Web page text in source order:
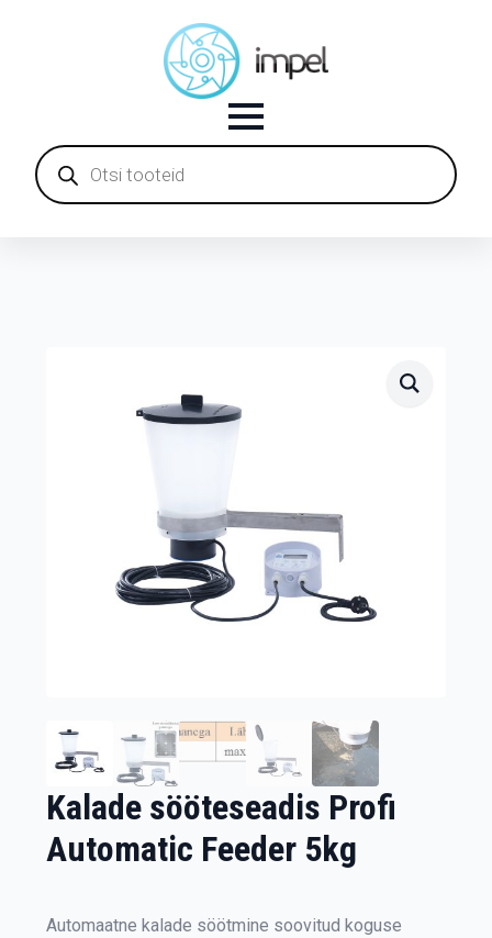
Products
search
Kalade sööteseadis Profi
Automatic Feeder 5kg
Automaatne kalade söötmine soovitud koguse